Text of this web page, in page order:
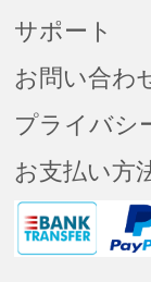
サポート
お問い合わ
プライバシ
お支払い方